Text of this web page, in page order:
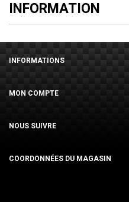
INFORMATION
INFORMATIONS
MON COMPTE
NOUS SUIVRE
COORDONNÉES DU MAGASIN